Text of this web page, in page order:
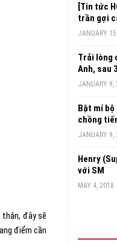
đây sẽ
điểm cần
[Tin tức
trần gợi
JANUARY
Trải lòng
Anh, sau
JANUARY 9,
Bật mí bộ
chồng
JANUARY 9,
Henry
với SM
MAY 4, 2018